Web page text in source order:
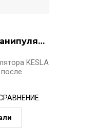
90019969 Стрела манипулятора Kesla 1395H
KESLA